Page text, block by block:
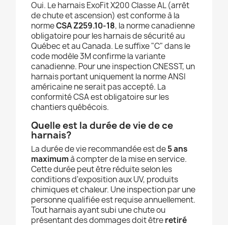
Oui. Le harnais ExoFit X200 Classe AL (arrêt
de chute et ascension) est conforme à la
normeCSA Z259.10-18, la norme canadienne
obligatoire pour les harnais de sécurité au
Québec et au Canada. Le suffixe "C" dans le
code modèle 3M confirme la variante
canadienne. Pour une inspection CNESST, un
harnais portant uniquement la norme ANSI
américaine ne serait pas accepté. La
conformité CSA est obligatoire sur les
chantiers québécois.
Quelle est la durée de vie de ce
harnais?
La durée de vie recommandée est de5 ans
maximumà compter de la mise en service.
Cette durée peut être réduite selon les
conditions d'exposition aux UV, produits
chimiques et chaleur. Une inspection par une
personne qualifiée est requise annuellement.
Tout harnais ayant subi une chute ou
présentant des dommages doit êtreretiré